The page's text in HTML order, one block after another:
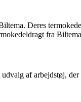
Deres
fra
af arbejdstøj,